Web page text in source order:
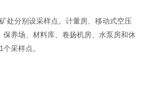
处分别设采样点。计量房、移动式空压
保养场、材料库、卷扬机房、水泵房和休
采样点。